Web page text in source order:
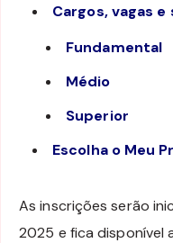
Cargos, vagas e
Fundamental
Médio
Superior
Escolha o Meu
As inscrições serão
2025 e fica disponível